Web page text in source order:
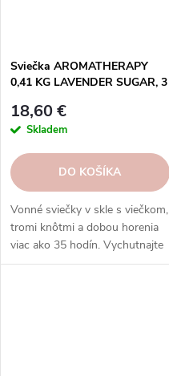
Sviečka AROMATHERAPY
0,41 KG LAVENDER SUGAR, 3
18,60 €
Skladem
DO KOŠÍKA
Vonné sviečky v skle s viečkom,
tromi knôtmi a dobou horenia
viac ako 35 hodín. Vychutnajte
si rozmanitosť vôní a